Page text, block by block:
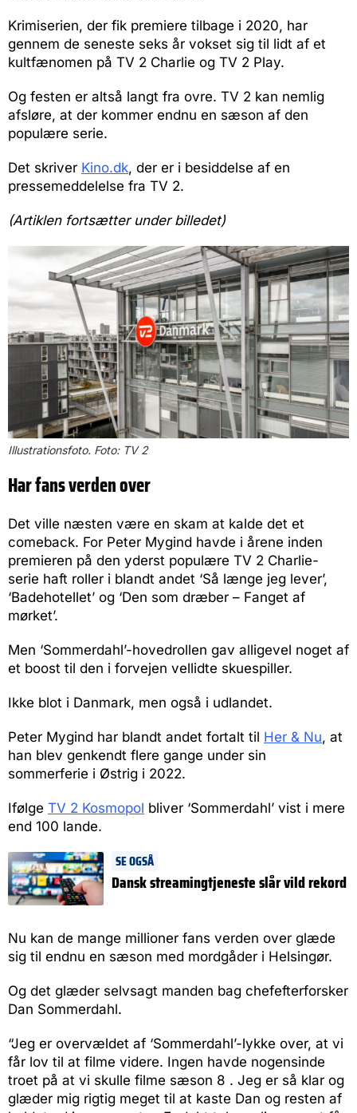
Krimiserien, der fik premiere tilbage i 2020, har
gennem de seneste seks år vokset sig til lidt af et
kultfænomen på TV 2 Charlie og TV 2 Play.
Og festen er altså langt fra ovre. TV 2 kan nemlig
afsløre, at der kommer endnu en sæson af den
populære serie.
Det skriver Kino.dk, der er i besiddelse af en
pressemeddelelse fra TV 2.
(Artiklen fortsætter under billedet)
Illustrationsfoto. Foto: TV 2
Har fans verden over
Det ville næsten være en skam at kalde det et
comeback. For Peter Mygind havde i årene inden
premieren på den yderst populære TV 2 Charlie-
serie haft roller i blandt andet ‘Så længe jeg lever’,
‘Badehotellet’ og ‘Den som dræber – Fanget af
mørket’.
Men ‘Sommerdahl’-hovedrollen gav alligevel noget af
et boost til den i forvejen vellidte skuespiller.
Ikke blot i Danmark, men også i udlandet.
Peter Mygind har blandt andet fortalt til Her & Nu, at
han blev genkendt flere gange under sin
sommerferie i Østrig i 2022.
Ifølge TV 2 Kosmopol bliver ‘Sommerdahl’ vist i mere
end 100 lande.
SE OGSÅ
Dansk streamingtjeneste slår vild rekord
Nu kan de mange millioner fans verden over glæde
sig til endnu en sæson med mordgåder i Helsingør.
Og det glæder selvsagt manden bag chefefterforsker
Dan Sommerdahl.
“Jeg er overvældet af ‘Sommerdahl’-lykke over, at vi
får lov til at filme videre. Ingen havde nogensinde
troet på at vi skulle filme sæson 8 . Jeg er så klar og
glæder mig rigtig meget til at kaste Dan og resten af